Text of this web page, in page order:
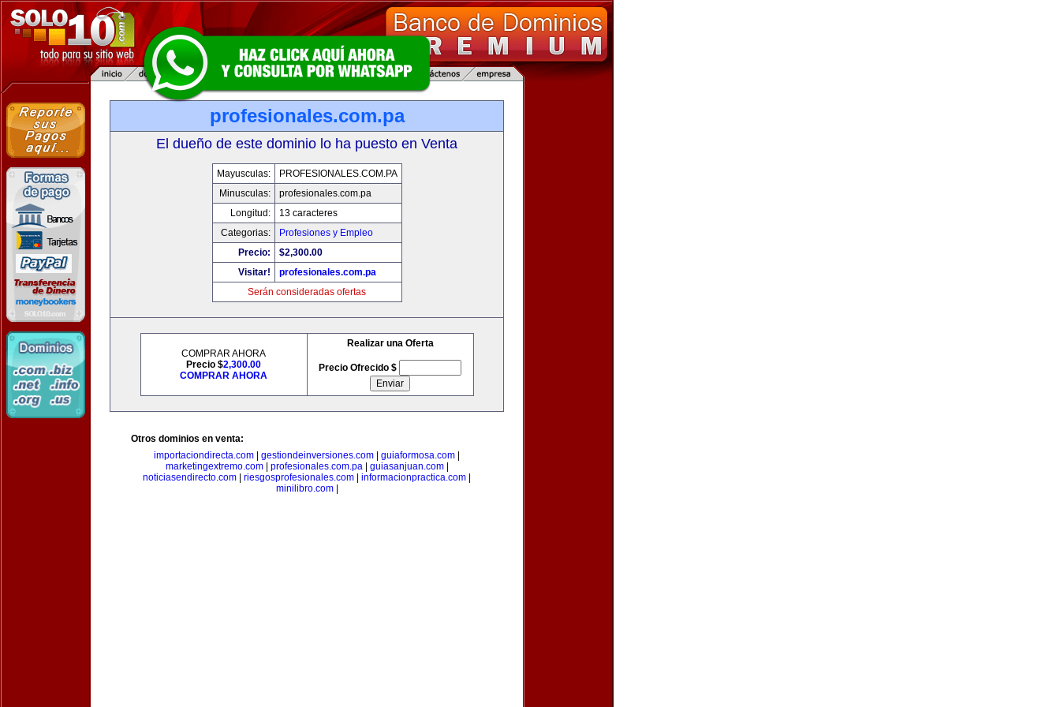
profesionales.com.pa
El dueño de este dominio lo ha puesto en Venta
Mayusculas:
PROFESIONALES.COM.PA
Minusculas:
profesionales.com.pa
Longitud:
13 caracteres
Categorias:
Profesiones y Empleo
Precio:
$2,300.00
Visitar!
profesionales.com.pa
Serán consideradas ofertas
COMPRAR AHORA
Precio $2,300.00
COMPRAR AHORA
Realizar una Oferta
Precio Ofrecido $
Otros dominios en venta:
importaciondirecta.com
gestiondeinversiones.com guiaformosa.com
marketingextremo.com| profesionales.com.pa| guiasanjuan.com|
noticiasendirecto.com
riesgosprofesionales.com informacionpractica.com
minilibro.com|